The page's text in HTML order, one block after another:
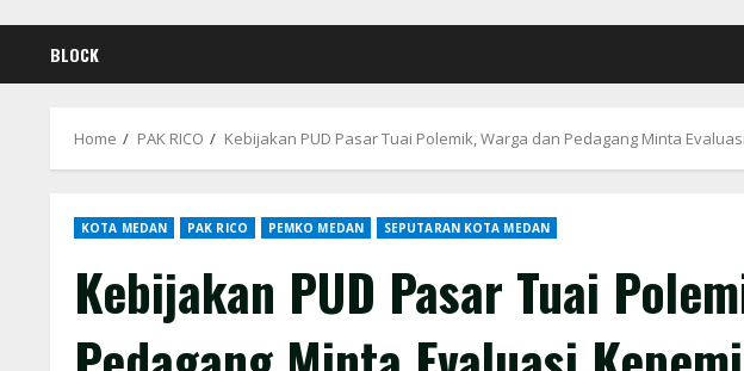
BLOCK
Home PAK RICO Kebijakan PUD Pasar Tuai Polemik, Warga dan Pedagang Minta
KOTA MEDAN PAK RICO PEMKO MEDAN SEPUTARAN KOTA MEDAN
Kebijakan PUD Pasar Tuai